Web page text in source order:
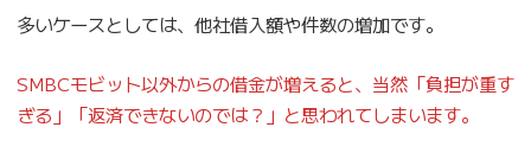
多いケースとしては、他社借入額や件数の増加です。
SMBCモビット以外からの借金が増えると、当然「負担が重す
ぎる」「返済できないのでは？」と思われてしまいます。